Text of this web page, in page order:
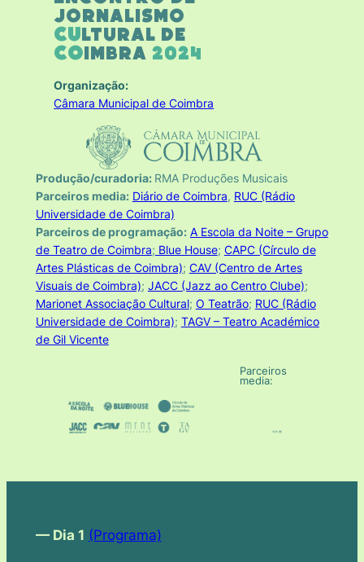
Jornalismo
Cu ltural de
Co imbra2024
Organização:
Câmara Municipal de Coimbra
Produção/curadoria: RMA Produções Musicais
Parceiros media: Diário de Coimbra, RUC (Rádio
Universidade de Coimbra)
Parceiros de programação: A Escola da Noite – Grupo
de Teatro de Coimbra; Blue House; CAPC (Círculo de
Artes Plásticas de Coimbra); CAV (Centro de Artes
Visuais de Coimbra); JACC (Jazz ao Centro Clube);
Marionet Associação Cultural; O Teatrão; RUC (Rádio
Universidade de Coimbra); TAGV – Teatro Académico
de Gil Vicente
Parceiros
media:
— Dia 1 (Programa)